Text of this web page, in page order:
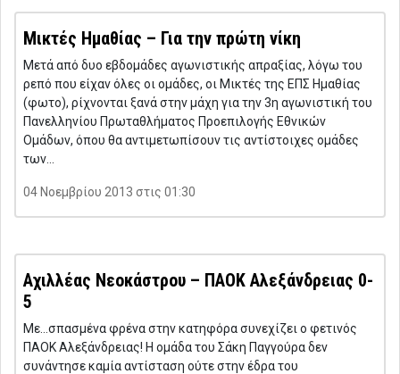
Μικτές Ημαθίας – Για την πρώτη νίκη
Μετά από δυο εβδομάδες αγωνιστικής απραξίας, λόγω του
ρεπό που είχαν όλες οι ομάδες, οι Μικτές της ΕΠΣ Ημαθίας
(φωτο), ρίχνονται ξανά στην μάχη για την 3η αγωνιστική του
Πανελληνίου Πρωταθλήματος Προεπιλογής Εθνικών
Ομάδων, όπου θα αντιμετωπίσουν τις αντίστοιχες ομάδες
των…
04 Νοεμβρίου 2013 στις 01:30
Αχιλλέας Νεοκάστρου – ΠΑΟΚ Αλεξάνδρειας 0-
5
Με…σπασμένα φρένα στην κατηφόρα συνεχίζει ο φετινός
ΠΑΟΚ Αλεξάνδρειας! Η ομάδα του Σάκη Παγγούρα δεν
συνάντησε καμία αντίσταση ούτε στην έδρα του